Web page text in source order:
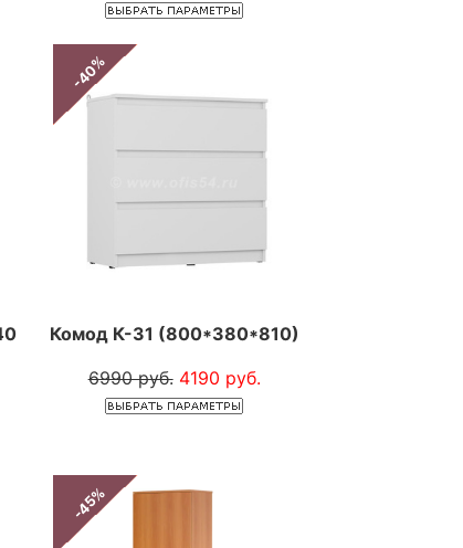
-40%
Комод К-31 (800*380*810)
6990 руб. 4190 руб.
-45%